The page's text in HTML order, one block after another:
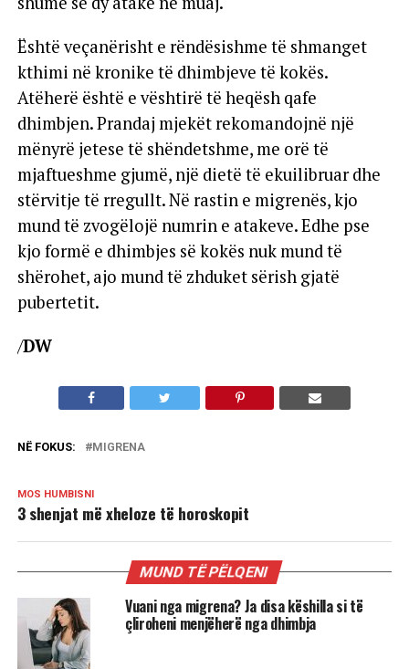
Është veçanërisht e rëndësishme të shmanget
kthimi në kronike të dhimbjeve të kokës.
Atëherë është e vështirë të heqësh qafe
dhimbjen. Prandaj mjekët rekomandojnë një
mënyrë jetese të shëndetshme, me orë të
mjaftueshme gjumë, një dietë të ekuilibruar dhe
stërvitje të rregullt. Në rastin e migrenës, kjo
mund të zvogëlojë numrin e atakeve. Edhe pse
kjo formë e dhimbjes së kokës nuk mund të
shërohet, ajo mund të zhduket sërish gjatë
pubertetit.
/DW
NË FOKUS: MIGRENA
MOS HUMBISNI
3 shenjat më xheloze të horoskopit
MUND TË PËLQENI
Vuani nga migrena? Ja disa këshilla si të
çliroheni menjëherë nga dhimbja